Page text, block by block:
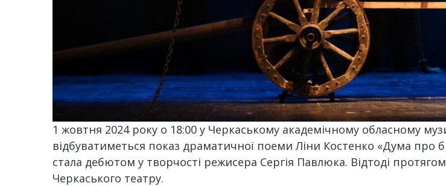
1 жовтня 2024 року о 18:00 у Черкаському академічному обласному
відбуватиметься показ драматичної поеми Ліни Костенко «Дума про
стала дебютом у творчості режисера Сергія Павлюка. Відтоді
Черкаського театру.